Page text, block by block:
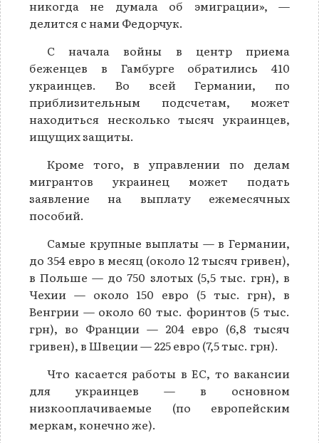
никогда не думала об эмиграции», —
делится с нами Федорчук.
С начала войны в центр приема
беженцев в Гамбурге обратились 410
украинцев. Во всей Германии, по
приблизительным подсчетам, может
находиться несколько тысяч украинцев,
ищущих защиты.
Кроме того, в управлении по делам
мигрантов украинец может подать
заявление на выплату ежемесячных
пособий.
Самые крупные выплаты — в Германии,
до 354 евро в месяц (около 12 тысяч гривен),
в Польше — до 750 злотых (5,5 тыс. грн), в
Чехии — около 150 евро (5 тыс. грн), в
Венгрии — около 60 тыс. форинтов (5 тыс.
грн), во Франции — 204 евро (6,8 тысяч
гривен), в Швеции — 225 евро (7,5 тыс. грн).
Что касается работы в ЕС, то вакансии
для украинцев — в основном
низкооплачиваемые (по европейским
меркам, конечно же).